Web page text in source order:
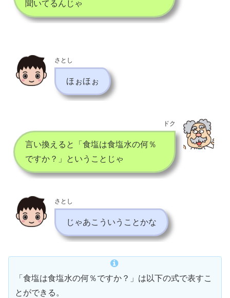
聞いてるんじゃ
さとし
ほぉほぉ
ドク
言い換えると「食塩は食塩水の何％
ですか？」ということじゃ
さとし
じゃあこういうことかな
「食塩は食塩水の何％ですか？」は以下の式で表すこ
とができる。